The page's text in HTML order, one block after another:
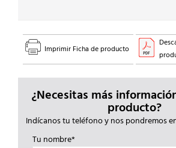
Imprimir Ficha de producto
¿Necesitas más
producto?
Indícanos tu teléfono y nos pondremos
Tu nombre*